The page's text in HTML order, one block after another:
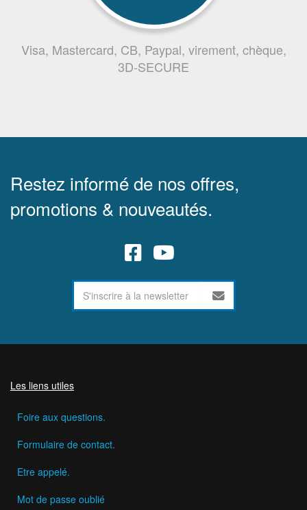
Visa, Mastercard, CB, Paypal, virement, chèque,
3D-SECURE
Restez informé de nos offres,
promotions & nouveautés.
Les liens utiles
Foire aux questions.
Formulaire de contact.
Etre appelé.
Mot de passe oublié